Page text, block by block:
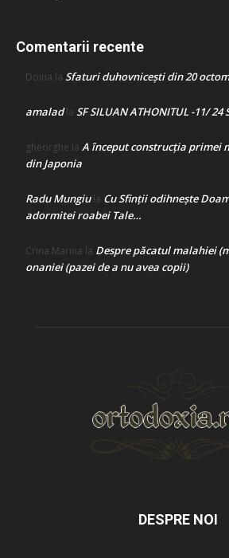
Comentarii recente
Doina la Sfaturi duhovnicești din 20
amaladla SF SILUAN ATHONITUL -11/ 24
gheorghe la A început construcţia primei
din Japonia
Radu Mungiula Cu Sfinții odihnește
adormitei roabei Tale…
Crina Marina la Despre păcatul malahiei
onaniei (pazei de a nu avea copii)
DESPRE NOI